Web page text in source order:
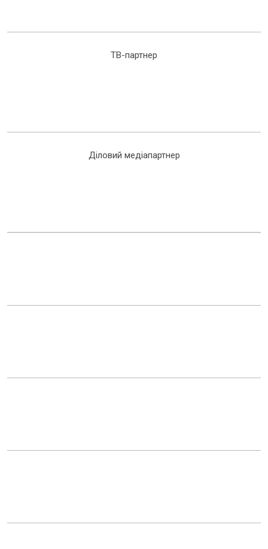
ТВ-партнер
Діловий медіапартнер